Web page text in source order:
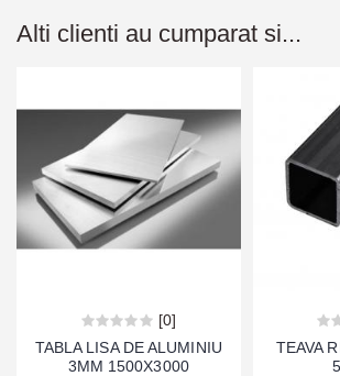
Alti clienti au cumparat si...
[0]
TABLA LISA DE ALUMINIU
3MM 1500X3000
TEAVA